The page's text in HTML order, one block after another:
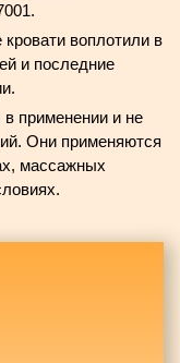
воплотили в
и последние
применении и не
Они применяются
массажных